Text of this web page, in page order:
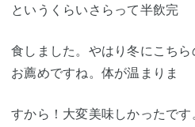
というくらいさらって半飲完
食しました。やはり冬にこち
お薦めですね。体が温まりま
すから！大変美味しかったで